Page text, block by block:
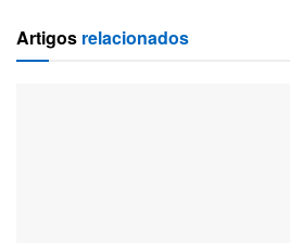
Artigos relacionados